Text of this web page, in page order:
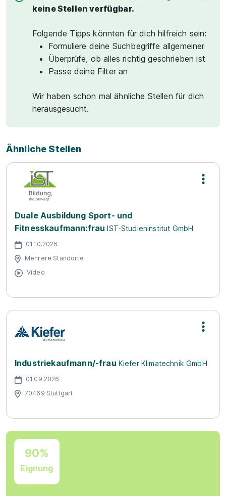
keine Stellen verfügbar.
Folgende Tipps könnten für dich hilfreich sein:
Formuliere deine Suchbegriffe allgemeiner
Überprüfe, ob alles richtig geschrieben ist
Passe deine Filter an
Wir haben schon mal ähnliche Stellen für dich
herausgesucht.
Ähnliche Stellen
Duale Ausbildung Sport- und
Fitnesskaufmann:frau IST-Studieninstitut GmbH
01.10.2026
Mehrere Standorte
Video
Industriekaufmann/-frau Kiefer Klimatechnik GmbH
01.09.2026
70469 Stuttgart
90%
Eignung